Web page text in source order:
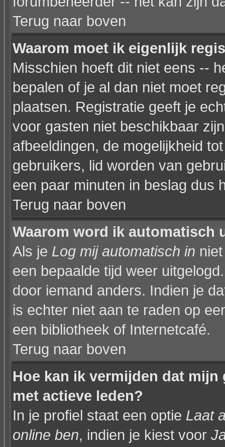
Terug naar boven
Waarom moet ik eigenlijk
Misschien hoeft dit niet eens --
bepalen of je al dan niet moet
plaatsen. Registratie geeft je
voor gasten niet beschikbaar
afbeeldingen, de mogelijkheid
gebruikers, lid worden van
een paar minuten in beslag dus
Terug naar boven
Waarom word ik automatisch
Als je Log mij automatisch in
een bepaalde tijd weer
door iemand anders. Indien je
is echter niet aan te raden op
een bibliotheek of Internetcafé.
Terug naar boven
Hoe kan ik vermijden dat
met actieve leden?
In je profiel staat een optie Laat
online ben, indien je kiest voor